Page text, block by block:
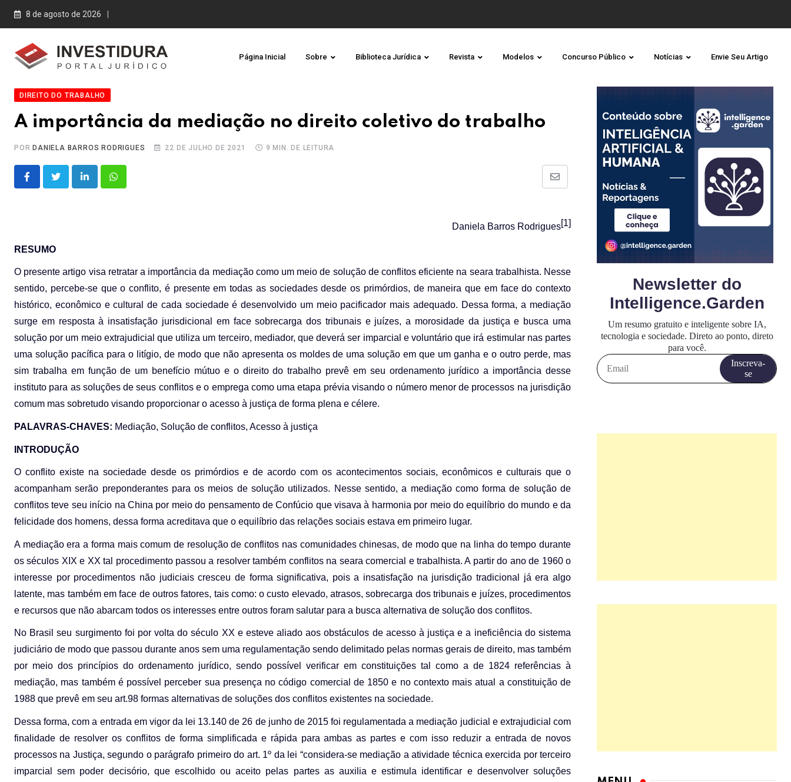
Skip
8 de agosto de 2026
Página Inicial Sobre Biblioteca Jurídica Revista Modelos Concurso Público Notícias Envie Seu Artigo
DIREITO DO TRABALHO
A importância da mediação no direito coletivo do trabalho
PORDANIELA BARROS RODRIGUES 22 DE JULHO DE 2021 9 MIN. DE LEITURA
LinkedInWhatsapp
Share
Email
Daniela Barros Rodrigues[1]
RESUMO
O presente artigo visa retratar a importância da mediação como um meio de solução de conflitos eficiente na seara trabalhista. Nesse
sentido, percebe-se que o conflito, é presente em todas as sociedades desde os primórdios, de maneira que em face do contexto
histórico, econômico e cultural de cada sociedade é desenvolvido um meio pacificador mais adequado. Dessa forma, a mediação
surge em resposta à insatisfação jurisdicional em face sobrecarga dos tribunais e juízes, a morosidade da justiça e busca uma
solução por um meio extrajudicial que utiliza um terceiro, mediador, que deverá ser imparcial e voluntário que irá estimular nas partes
uma solução pacífica para o litígio, de modo que não apresenta os moldes de uma solução em que um ganha e o outro perde, mas
sim trabalha em função de um benefício mútuo e o direito do trabalho prevê em seu ordenamento jurídico a importância desse
instituto para as soluções de seus conflitos e o emprega como uma etapa prévia visando o número menor de processos na jurisdição
comum mas sobretudo visando proporcionar o acesso à justiça de forma plena e célere.
PALAVRAS-CHAVES: Mediação, Solução de conflitos, Acesso à justiça
INTRODUÇÃO
O conflito existe na sociedade desde os primórdios e de acordo com os acontecimentos sociais, econômicos e culturais que o
acompanham serão preponderantes para os meios de solução utilizados. Nesse sentido, a mediação como forma de solução de
conflitos teve seu início na China por meio do pensamento de Confúcio que visava à harmonia por meio do equilíbrio do mundo e da
felicidade dos homens, dessa forma acreditava que o equilíbrio das relações sociais estava em primeiro lugar.
A mediação era a forma mais comum de resolução de conflitos nas comunidades chinesas, de modo que na linha do tempo durante
os séculos XIX e XX tal procedimento passou a resolver também conflitos na seara comercial e trabalhista. A partir do ano de 1960 o
interesse por procedimentos não judiciais cresceu de forma significativa, pois a insatisfação na jurisdição tradicional já era algo
latente, mas também em face de outros fatores, tais como: o custo elevado, atrasos, sobrecarga dos tribunais e juízes, procedimentos
e recursos que não abarcam todos os interesses entre outros foram salutar para a busca alternativa de solução dos conflitos.
No Brasil seu surgimento foi por volta do século XX e esteve aliado aos obstáculos de acesso à justiça e a ineficiência do sistema
judiciário de modo que passou durante anos sem uma regulamentação sendo delimitado pelas normas gerais de direito, mas também
por meio dos princípios do ordenamento jurídico, sendo possível verificar em constituições tal como a de 1824 referências à
mediação, mas também é possível perceber sua presença no código comercial de 1850 e no contexto mais atual a constituição de
1988 que prevê em seu art.98 formas alternativas de soluções dos conflitos existentes na sociedade.
Dessa forma, com a entrada em vigor da lei 13.140 de 26 de junho de 2015 foi regulamentada a mediação judicial e extrajudicial com
finalidade de resolver os conflitos de forma simplificada e rápida para ambas as partes e com isso reduzir a entrada de novos
processos na Justiça, segundo o parágrafo primeiro do art. 1º da lei “considera-se mediação a atividade técnica exercida por terceiro
imparcial sem poder decisório, que escolhido ou aceito pelas partes as auxilia e estimula identificar e desenvolver soluções